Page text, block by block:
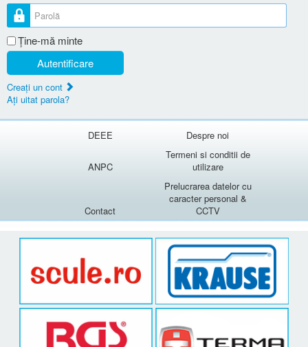
Parolă
Ţine-mă minte
Autentificare
Creaţi un cont
Aţi uitat parola?
DEEE Despre noi
ANPC
Termeni si conditii de
utilizare
Contact
Prelucrarea datelor cu
caracter personal &
CCTV